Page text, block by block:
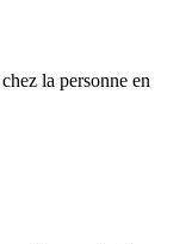
la personne en